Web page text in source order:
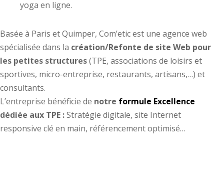
yoga en ligne.
Basée à Paris et Quimper, Com’etic est une agence web
spécialisée dans la création/Refonte de site Web pour
les petites structures(TPE, associations de loisirs et
sportives, micro-entreprise, restaurants, artisans,…) et
consultants.
L’entreprise bénéficie de notre formule Excellence
dédiée aux TPE :Stratégie digitale, site Internet
responsive clé en main, référencement optimisé…